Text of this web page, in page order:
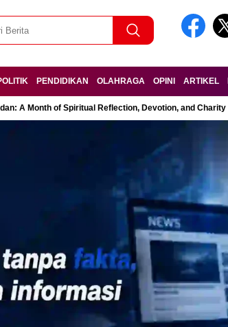
PENDIDIKAN OLAHRAGA OPINI ARTIKEL
A Month of Spiritual Reflection, Devotion, and Charity